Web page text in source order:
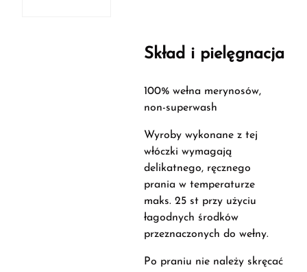
Skład i pielęgnacja
100% wełna merynosów,
non-superwash
Wyroby wykonane z tej
włóczki wymagają
delikatnego, ręcznego
prania w temperaturze
maks. 25 st przy użyciu
łagodnych środków
przeznaczonych do wełny.
Po praniu nie należy skręcać